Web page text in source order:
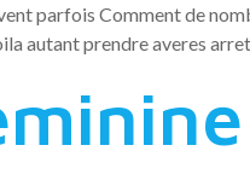
parfois Comment de
autant prendre averes